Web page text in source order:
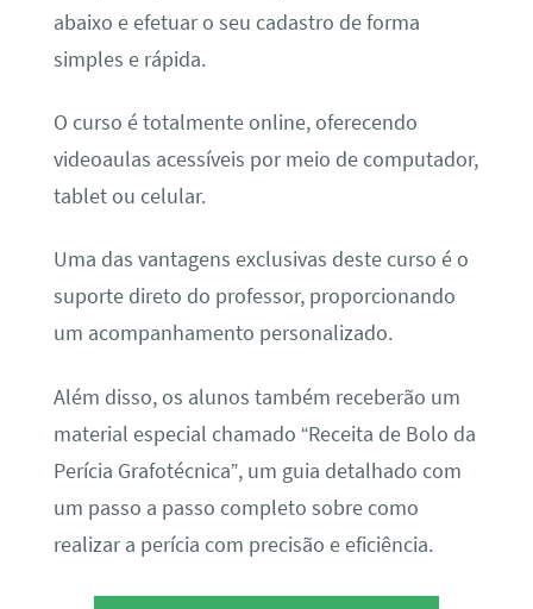
abaixo e efetuar o seu cadastro de forma
simples e rápida.
O curso é totalmente online, oferecendo
videoaulas acessíveis por meio de computador,
tablet ou celular.
Uma das vantagens exclusivas deste curso é o
suporte direto do professor, proporcionando
um acompanhamento personalizado.
Além disso, os alunos também receberão um
material especial chamado “Receita de Bolo da
Perícia Grafotécnica”, um guia detalhado com
um passo a passo completo sobre como
realizar a perícia com precisão e eficiência.